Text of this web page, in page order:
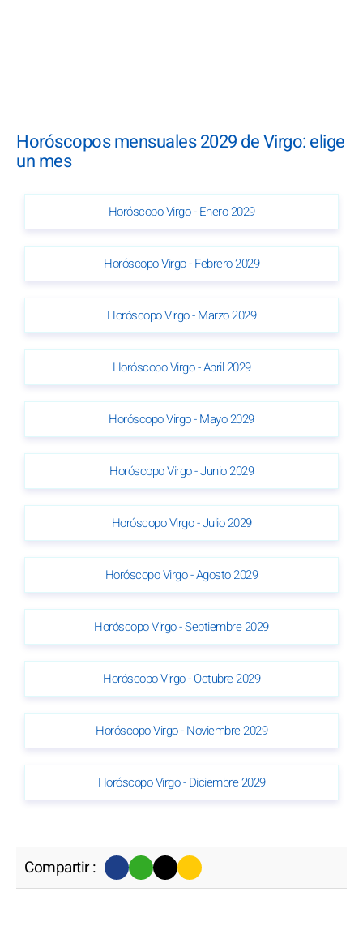
Horóscopos mensuales 2029 de Virgo: elige
un mes
Horóscopo Virgo - Enero 2029
Horóscopo Virgo - Febrero 2029
Horóscopo Virgo - Marzo 2029
Horóscopo Virgo - Abril 2029
Horóscopo Virgo - Mayo 2029
Horóscopo Virgo - Junio 2029
Horóscopo Virgo - Julio 2029
Horóscopo Virgo - Agosto 2029
Horóscopo Virgo - Septiembre 2029
Horóscopo Virgo - Octubre 2029
Horóscopo Virgo - Noviembre 2029
Horóscopo Virgo - Diciembre 2029
Compartir :